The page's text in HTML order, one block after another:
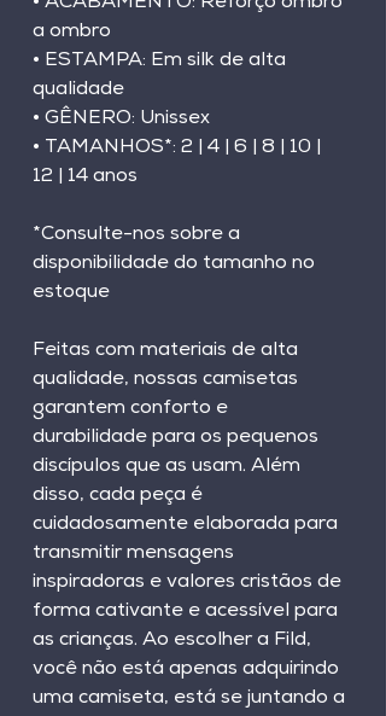
a ombro
• ESTAMPA: Em silk de alta
qualidade
• GÊNERO: Unissex
• TAMANHOS*: 2 | 4 | 6 | 8 | 10 |
12 | 14 anos
*Consulte-nos sobre a
disponibilidade do tamanho no
estoque
Feitas com materiais de alta
qualidade, nossas camisetas
garantem conforto e
durabilidade para os pequenos
discípulos que as usam. Além
disso, cada peça é
cuidadosamente elaborada para
transmitir mensagens
inspiradoras e valores cristãos de
forma cativante e acessível para
as crianças. Ao escolher a Fild,
você não está apenas adquirindo
uma camiseta, está se juntando a